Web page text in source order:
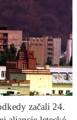
začali 24.